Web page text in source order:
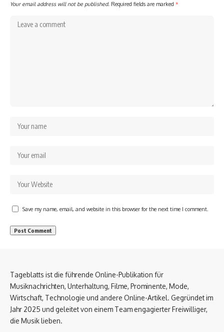
Your email address will not be published. Required fields are marked *
Save my name, email, and website in this browser for the next time I comment.
Tageblatts ist die führende Online-Publikation für
Musiknachrichten, Unterhaltung, Filme, Prominente, Mode,
Wirtschaft, Technologie und andere Online-Artikel. Gegründet im
Jahr 2025 und geleitet von einem Team engagierter Freiwilliger,
die Musik lieben.